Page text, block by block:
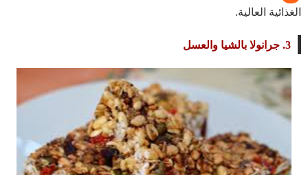
الغذائية العالية.
3. جرانولا بالشيا والعسل